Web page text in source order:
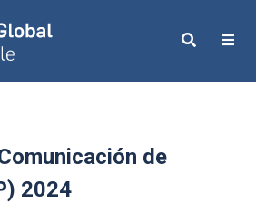
Search
de
2024